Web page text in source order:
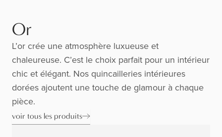
Or
L’or crée une atmosphère luxueuse et
chaleureuse. C’est le choix parfait pour un intérieur
chic et élégant. Nos quincailleries intérieures
dorées ajoutent une touche de glamour à chaque
pièce.
voir tous les produits